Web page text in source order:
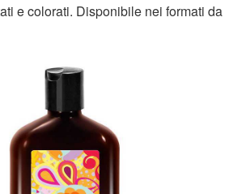
e colorati. Disponibile nei formati da